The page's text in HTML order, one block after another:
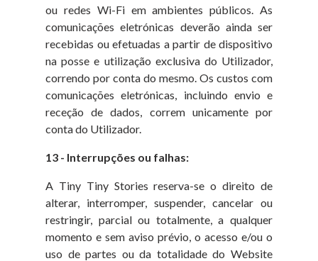
ou redes Wi-Fi em ambientes públicos. As
comunicações eletrónicas deverão ainda ser
recebidas ou efetuadas a partir de dispositivo
na posse e utilização exclusiva do Utilizador,
correndo por conta do mesmo. Os custos com
comunicações eletrónicas, incluindo envio e
receção de dados, correm unicamente por
conta do Utilizador.
13 - Interrupções ou falhas:
A Tiny Tiny Stories reserva-se o direito de
alterar, interromper, suspender, cancelar ou
restringir, parcial ou totalmente, a qualquer
momento e sem aviso prévio, o acesso e/ou o
uso de partes ou da totalidade do Website